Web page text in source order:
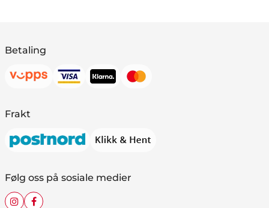
Betaling
Frakt
Følg oss på sosiale medier